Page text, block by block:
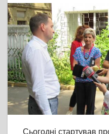
Сьогодні стартував